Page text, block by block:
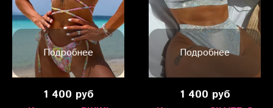
Подробнее
1 400 руб
Подробнее
1 400 руб